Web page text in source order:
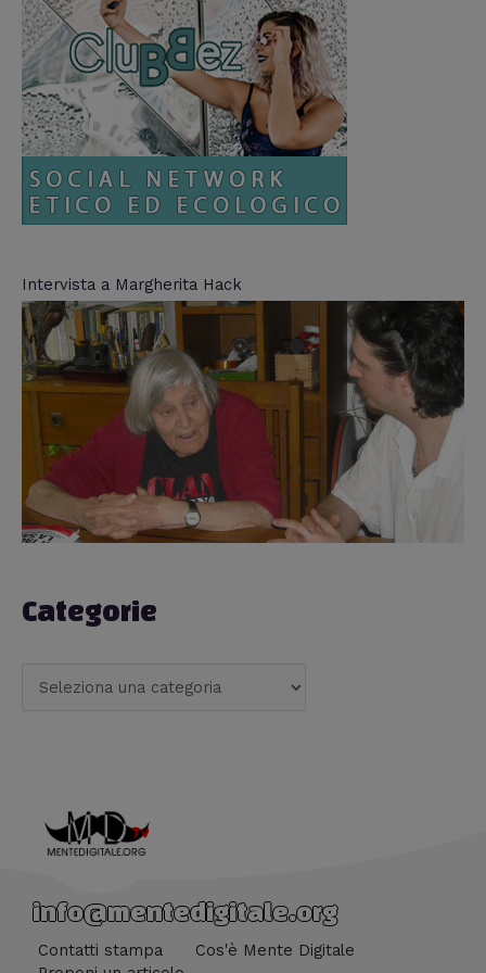
Intervista a Margherita Hack
Categorie
info@mentedigitale.org
Contatti stampa
Cos'è Mente Digitale